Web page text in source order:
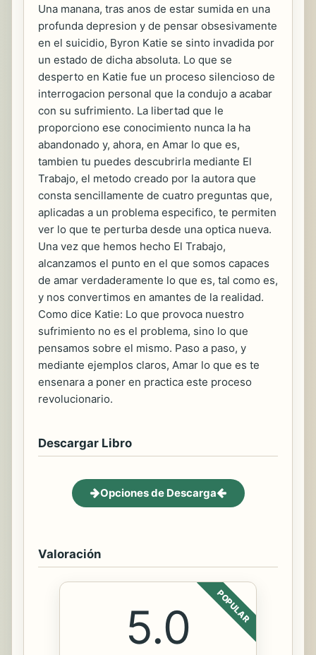
Una manana, tras anos de estar sumida en una
profunda depresion y de pensar obsesivamente
en el suicidio, Byron Katie se sinto invadida por
un estado de dicha absoluta. Lo que se
desperto en Katie fue un proceso silencioso de
interrogacion personal que la condujo a acabar
con su sufrimiento. La libertad que le
proporciono ese conocimiento nunca la ha
abandonado y, ahora, en Amar lo que es,
tambien tu puedes descubrirla mediante El
Trabajo, el metodo creado por la autora que
consta sencillamente de cuatro preguntas que,
aplicadas a un problema especifico, te permiten
ver lo que te perturba desde una optica nueva.
Una vez que hemos hecho El Trabajo,
alcanzamos el punto en el que somos capaces
de amar verdaderamente lo que es, tal como es,
y nos convertimos en amantes de la realidad.
Como dice Katie: Lo que provoca nuestro
sufrimiento no es el problema, sino lo que
pensamos sobre el mismo. Paso a paso, y
mediante ejemplos claros, Amar lo que es te
ensenara a poner en practica este proceso
revolucionario.
Descargar Libro
Opciones de Descarga
Valoración
POPULAR
5.0